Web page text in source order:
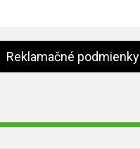
Reklamačné podmienky